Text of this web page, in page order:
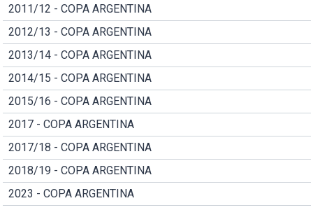
2011/12 - COPA ARGENTINA
2012/13 - COPA ARGENTINA
2013/14 - COPA ARGENTINA
2014/15 - COPA ARGENTINA
2015/16 - COPA ARGENTINA
2017 - COPA ARGENTINA
2017/18 - COPA ARGENTINA
2018/19 - COPA ARGENTINA
2023 - COPA ARGENTINA